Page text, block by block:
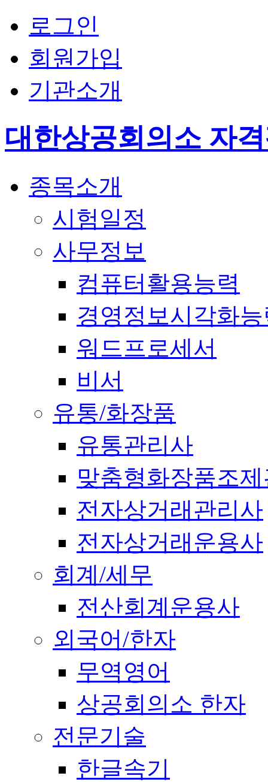
로그인
회원가입
기관소개
대한상공회의소 자
종목소개
시험일정
사무정보
컴퓨터활용능력
경영정보시각화
워드프로세서
비서
유통/화장품
유통관리사
맞춤형화장품조
전자상거래관리사
전자상거래운용사
회계/세무
전산회계운용사
외국어/한자
무역영어
상공회의소 한자
전문기술
한글속기